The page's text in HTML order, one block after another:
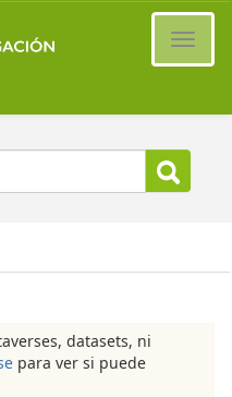
datasets, ni
para ver si puede